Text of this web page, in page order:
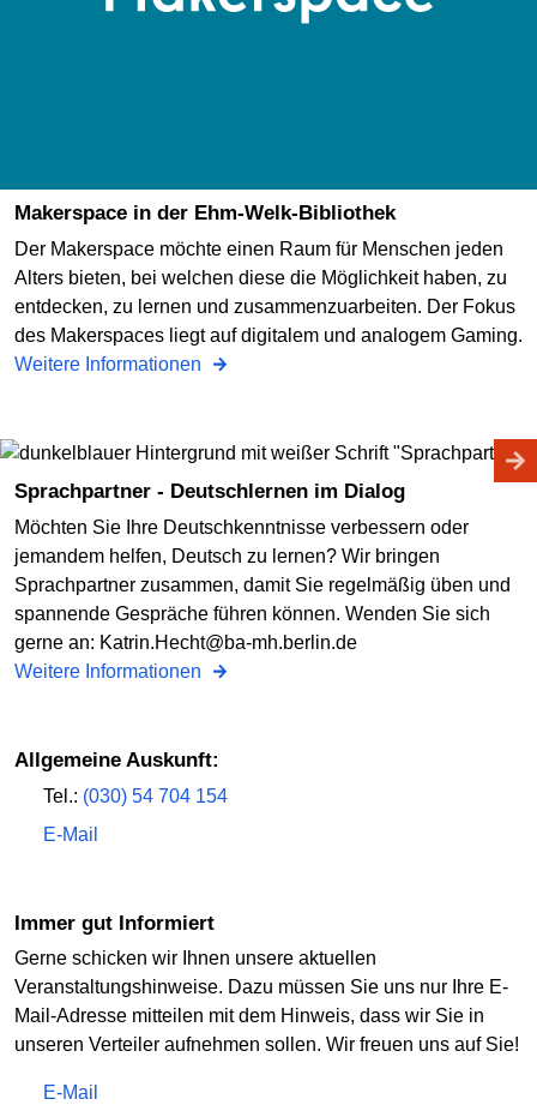
Makerspace in der Ehm-Welk-Bibliothek
Der Makerspace möchte einen Raum für Menschen jeden
Alters bieten, bei welchen diese die Möglichkeit haben, zu
entdecken, zu lernen und zusammenzuarbeiten. Der Fokus
des Makerspaces liegt auf digitalem und analogem Gaming.
Weitere Informationen
Sprachpartner - Deutschlernen im Dialog
Möchten Sie Ihre Deutschkenntnisse verbessern oder
jemandem helfen, Deutsch zu lernen? Wir bringen
Sprachpartner zusammen, damit Sie regelmäßig üben und
spannende Gespräche führen können. Wenden Sie sich
gerne an: Katrin.Hecht@ba-mh.berlin.de
Weitere Informationen
Allgemeine Auskunft:
Tel.: (030) 54 704 154
E-Mail
Immer gut Informiert
Gerne schicken wir Ihnen unsere aktuellen
Veranstaltungshinweise. Dazu müssen Sie uns nur Ihre E-
Mail-Adresse mitteilen mit dem Hinweis, dass wir Sie in
unseren Verteiler aufnehmen sollen. Wir freuen uns auf Sie!
E-Mail